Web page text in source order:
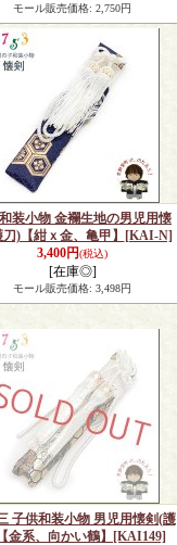
モール販売価格: 2,750円
装小物 金襴生地の男児用懐
)【紺ｘ金、亀甲】
[KAI-N]
3,400円(税込)
[在庫◎]
モール販売価格: 3,498円
子供和装小物 男児用懐剣(護
金系、向かい鶴】
[KAI149]